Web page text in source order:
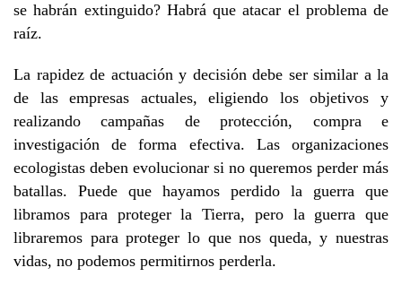
se habrán extinguido? Habrá que atacar el problema de
raíz.
La rapidez de actuación y decisión debe ser similar a la
de las empresas actuales, eligiendo los objetivos y
realizando campañas de protección, compra e
investigación de forma efectiva. Las organizaciones
ecologistas deben evolucionar si no queremos perder más
batallas. Puede que hayamos perdido la guerra que
libramos para proteger la Tierra, pero la guerra que
libraremos para proteger lo que nos queda, y nuestras
vidas, no podemos permitirnos perderla.